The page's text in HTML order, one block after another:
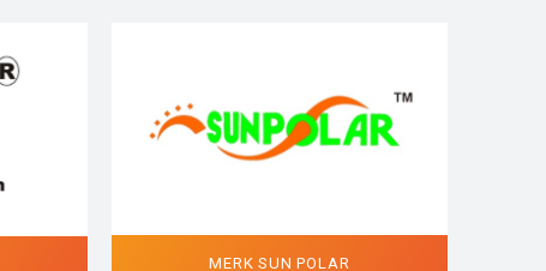
MERK SUN POLAR